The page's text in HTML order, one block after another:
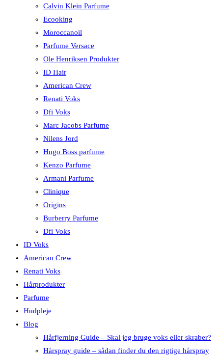
Calvin Klein Parfume
Ecooking
Moroccanoil
Parfume Versace
Ole Henriksen Produkter
ID Hair
American Crew
Renati Voks
Dfi Voks
Marc Jacobs Parfume
Nilens Jord
Hugo Boss parfume
Kenzo Parfume
Armani Parfume
Clinique
Origins
Burberry Parfume
Dfi Voks
ID Voks
American Crew
Renati Voks
Hårprodukter
Parfume
Hudpleje
Blog
Hårfjerning Guide – Skal jeg bruge voks eller skraber?
Hårspray guide – sådan finder du den rigtige hårspray